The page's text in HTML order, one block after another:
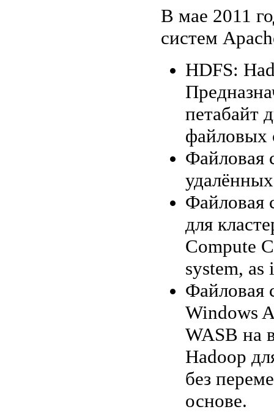
В мае 2011
систем
HDFS:
петабайт
файловых
Файловая
Файловая
для
Compute
system,
Файловая
Windows
WASB на
Hadoop
без
основе.